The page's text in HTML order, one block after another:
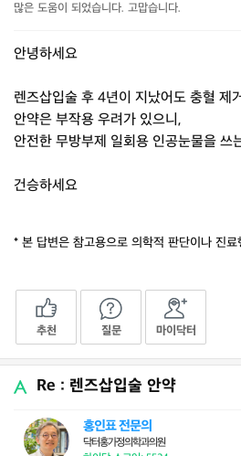
많은 도움이 되었습니다. 고맙습니다.
안녕하세요
렌즈삽입술 후 4년이 지났어도 충혈 제
안약은 부작용 우려가 있으니,
안전한 무방부제 일회용 인공눈물을 쓰
건승하세요
* 본 답변은 참고용으로 의학적 판단이나 진
추천 질문 마이닥터
Re : 렌즈삽입술 안약
홍인표 전문의
닥터홍가정의학과의원